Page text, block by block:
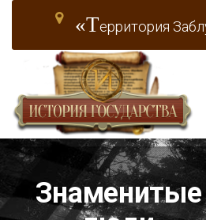
«Территория
Знаменитые